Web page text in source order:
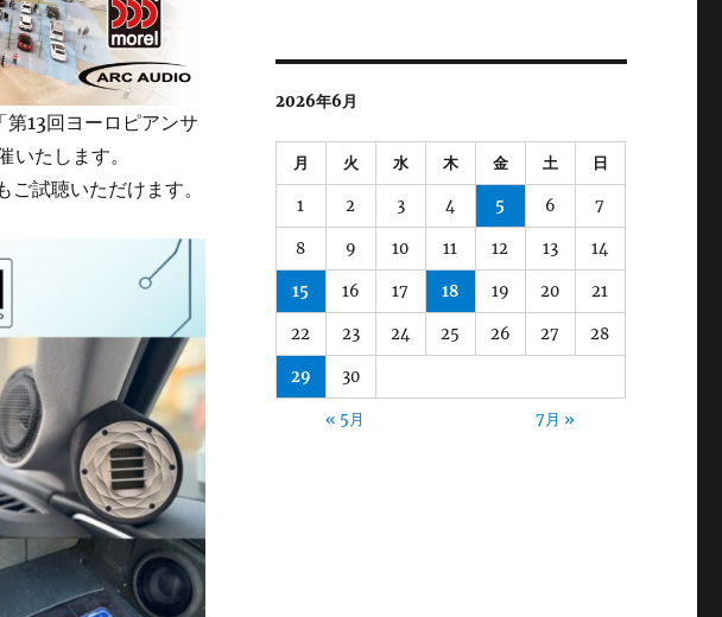
13回ヨーロピアンサ
たします。
試聴いただけます。
2026年6月
月 火 水 木 金 土 日
1 2 3 4 5 6 7
8 9 10 11 12 13 14
15 16 17 18 19 20 21
22 23 24 25 26 27 28
29 30
« 5月 7月 »